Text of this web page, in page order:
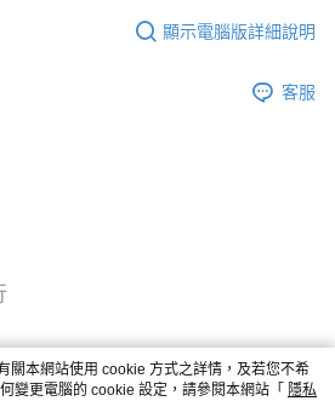
顯示電腦版詳細說明
客服
關本網站使用 cookie 方式之詳情，及若您不希
變更電腦的 cookie 設定，請參閱本網站「 隱私